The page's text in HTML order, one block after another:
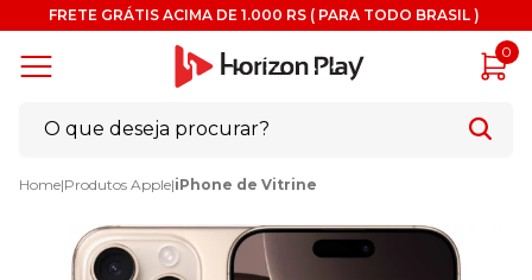
FRETE GRÁTIS ACIMA DE 1.000 RS ( PARA TODO BRASIL )
0
Home|Produtos Apple|iPhone de Vitrine